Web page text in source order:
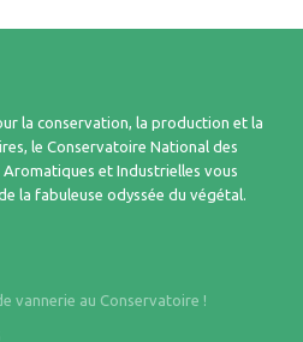
la conservation, la production et la
le Conservatoire National des
et Industrielles vous
la fabuleuse odyssée du végétal.
vannerie au Conservatoire !